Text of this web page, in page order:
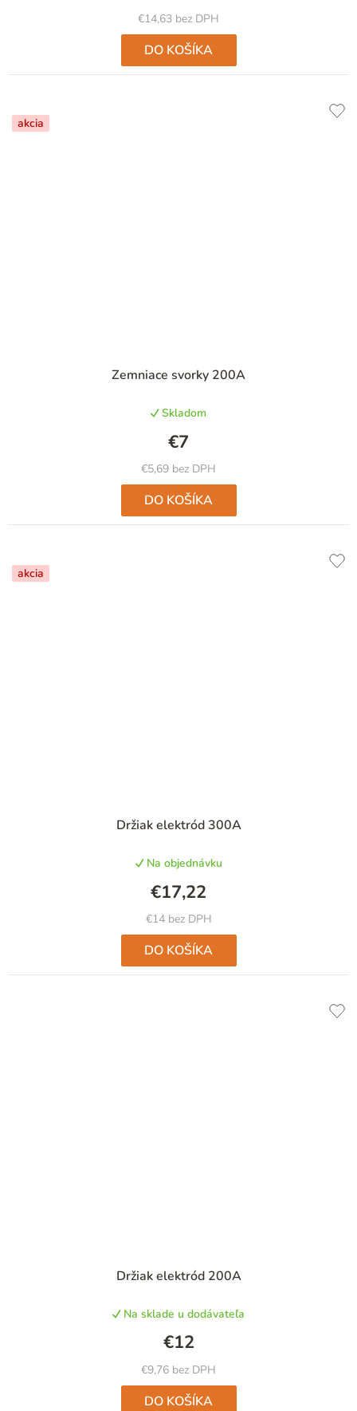
5
hviezdičiek.
€14,63 bez DPH
DO KOŠÍKA
akcia
Zemniace svorky 200A
hodnotenie
je
4,9
z
5
hviezdičiek.
Skladom
€5,69 bez DPH
€7
DO KOŠÍKA
akcia
Držiak elektród 300A
hodnotenie
je
5,0
z
5
hviezdičiek.
Na objednávku
€14 bez DPH
€17,22
DO KOŠÍKA
Držiak elektród 200A
hodnotenie
je
5,0
z
5
hviezdičiek.
Na sklade u dodávateľa
€9,76 bez DPH
€12
DO KOŠÍKA